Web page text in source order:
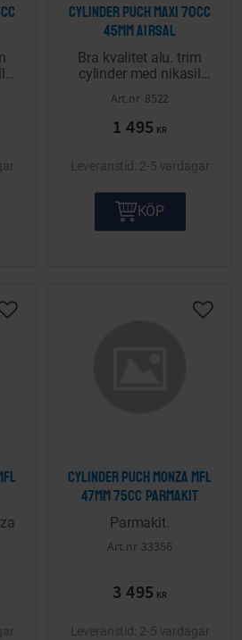
Cylinder Puch Maxi 70cc
45mm Airsal
Bra kvalitet alu. trim
cylinder med nikasil
8522
1 495 KR
2-5 vardagar
KÖP
Lägg till i önskelista
Cylinder Puch Monza mfl
47mm 75cc Parmakit
Parmakit.
33356
3 495 KR
Lägg
2-5 vardagar